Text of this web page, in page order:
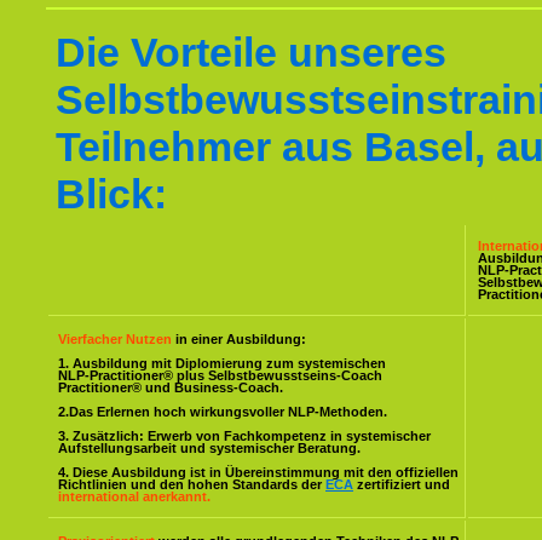
Die Vorteile unseres
Teilnehmer aus Basel,
Blick:
NLP-
Vierfacher Nutzen in einer Ausbildung:
1. Ausbildung mit Diplomierung zum systemischen
NLP-Practitioner® plus Selbstbewusstseins-Coach
Practitioner® und Business-Coach.
2.Das Erlernen hoch wirkungsvoller NLP-Methoden.
3. Zusätzlich: Erwerb von Fachkompetenz in systemischer
Aufstellungsarbeit und systemischer Beratung.
4. Diese Ausbildung ist in Übereinstimmung mit den offiziellen
Richtlinien und den hohen Standards der ECA zertifiziert und
international anerkannt.